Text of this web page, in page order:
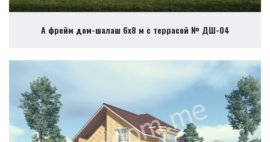
А фрейм дом-шалаш 6х8 м с террасой № ДШ-04